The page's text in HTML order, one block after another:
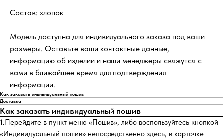
Состав: хлопок
Модель доступна для индивидуального заказа под ваши
размеры. Оставьте ваши контактные данные,
информацию об изделии и наши менеджеры свяжутся с
вами в ближайшее время для подтверждения
информации.
Как заказать индивидуальный пошив
Доставка
Как заказать индивидуальный пошив
1.Перейдите в пункт меню «Пошив», либо воспользуйтесь кнопкой
«Индивидуальный пошив» непосредственно здесь, в карточке